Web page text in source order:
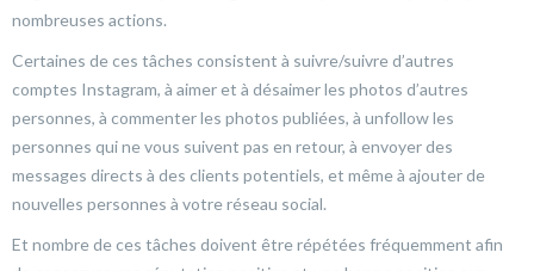
nombreuses actions.
Certaines de ces tâches consistent à suivre/suivre d’autres
comptes Instagram, à aimer et à désaimer les photos d’autres
personnes, à commenter les photos publiées, à unfollow les
personnes qui ne vous suivent pas en retour, à envoyer des
messages directs à des clients potentiels, et même à ajouter de
nouvelles personnes à votre réseau social.
Et nombre de ces tâches doivent être répétées fréquemment afin